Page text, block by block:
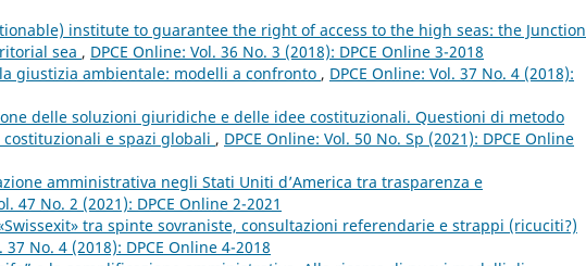
institute to guarantee the right of access to the high seas: the Junction
sea , DPCE Online: Vol. 36 No. 3 (2018): DPCE Online 3-2018
giustizia ambientale: modelli a confronto , DPCE Online: Vol. 37 No. 4 (2018):
delle soluzioni giuridiche e delle idee costituzionali. Questioni di metodo
e spazi globali , DPCE Online: Vol. 50 No. Sp (2021): DPCE Online
amministrativa negli Stati Uniti d’America tra trasparenza e
47 No. 2 (2021): DPCE Online 2-2021
tra spinte sovraniste, consultazioni referendarie e strappi (ricuciti?)
37 No. 4 (2018): DPCE Online 4-2018